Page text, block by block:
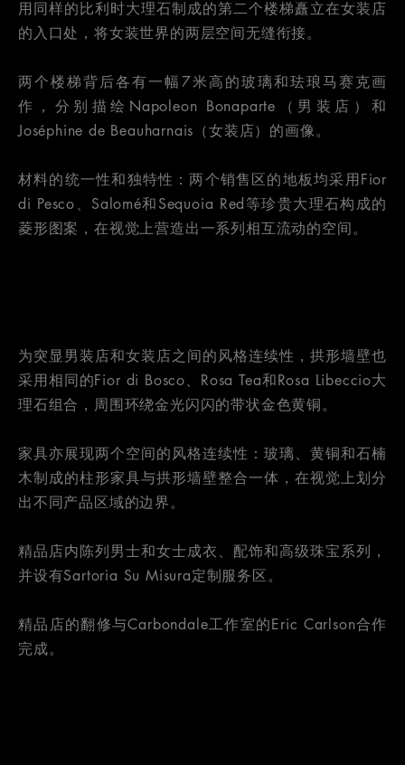
用同样的比利时大理石制成的第二个楼梯矗立在女装店
的入口处，将女装世界的两层空间无缝衔接。
两个楼梯背后各有一幅7米高的玻璃和珐琅马赛克画
作，分别描绘Napoleon Bonaparte（男装店）和
Joséphine de Beauharnais（女装店）的画像。
材料的统一性和独特性：两个销售区的地板均采用Fior
di Pesco、Salomé和Sequoia Red等珍贵大理石构成的
菱形图案，在视觉上营造出一系列相互流动的空间。
为突显男装店和女装店之间的风格连续性，拱形墙壁也
采用相同的Fior di Bosco、Rosa Tea和Rosa Libeccio大
理石组合，周围环绕金光闪闪的带状金色黄铜。
家具亦展现两个空间的风格连续性：玻璃、黄铜和石楠
木制成的柱形家具与拱形墙壁整合一体，在视觉上划分
出不同产品区域的边界。
精品店内陈列男士和女士成衣、配饰和高级珠宝系列，
并设有Sartoria Su Misura定制服务区。
精品店的翻修与Carbondale工作室的Eric Carlson合作
完成。